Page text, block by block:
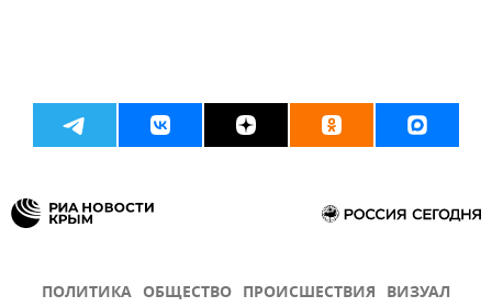
ПОЛИТИКА ОБЩЕСТВО ПРОИСШЕСТВИЯ ВИЗУАЛ